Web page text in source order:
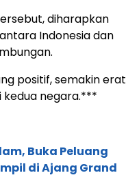
diharapkan
Indonesia dan
positif, semakin erat
negara.***
Buka Peluang
di Ajang Grand